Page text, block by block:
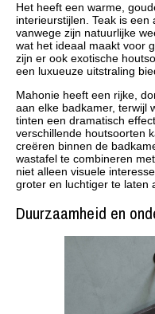
Het heeft een warme,
interieurstijlen. Teak is
vanwege zijn natuurlijke
wat het ideaal maakt voor
zijn er ook exotische
een luxueuze uitstraling
Mahonie heeft een rijke,
aan elke badkamer, terwijl
tinten een dramatisch
verschillende houtsoorten
creëren binnen de
wastafel te combineren
niet alleen visuele
groter en luchtiger te laten
Duurzaamheid en